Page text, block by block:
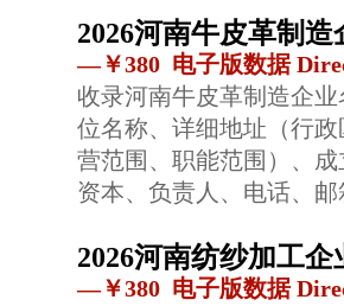
2026河南牛皮革制造
—￥380 电子版数据
收录河南牛皮革制造企
位名称、详细地址（行
营范围、职能范围）、
资本、负责人、电话、
2026河南纺纱加工企
—￥380 电子版数据